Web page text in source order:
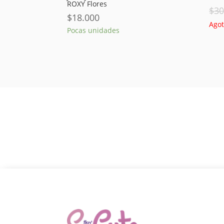
ROXY Flores
$18.000
Pocas unidades
$